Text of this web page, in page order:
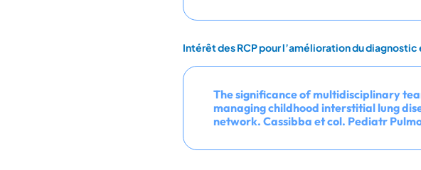
Intérêt des RCP pour l’amélioration du diagnostic
The significance of multidisciplinary
managing childhood interstitial lung
network. Cassibba et col. Pediatr